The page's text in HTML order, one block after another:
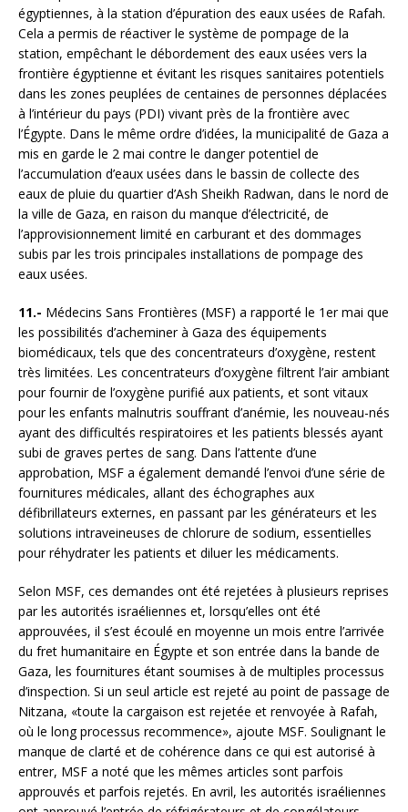
égyptiennes, à la station d’épuration des eaux usées de Rafah.
Cela a permis de réactiver le système de pompage de la
station, empêchant le débordement des eaux usées vers la
frontière égyptienne et évitant les risques sanitaires potentiels
dans les zones peuplées de centaines de personnes déplacées
à l’intérieur du pays (PDI) vivant près de la frontière avec
l’Égypte. Dans le même ordre d’idées, la municipalité de Gaza a
mis en garde le 2 mai contre le danger potentiel de
l’accumulation d’eaux usées dans le bassin de collecte des
eaux de pluie du quartier d’Ash Sheikh Radwan, dans le nord de
la ville de Gaza, en raison du manque d’électricité, de
l’approvisionnement limité en carburant et des dommages
subis par les trois principales installations de pompage des
eaux usées.
11.- Médecins Sans Frontières (MSF) a rapporté le 1er mai que
les possibilités d’acheminer à Gaza des équipements
biomédicaux, tels que des concentrateurs d’oxygène, restent
très limitées. Les concentrateurs d’oxygène filtrent l’air ambiant
pour fournir de l’oxygène purifié aux patients, et sont vitaux
pour les enfants malnutris souffrant d’anémie, les nouveau-nés
ayant des difficultés respiratoires et les patients blessés ayant
subi de graves pertes de sang. Dans l’attente d’une
approbation, MSF a également demandé l’envoi d’une série de
fournitures médicales, allant des échographes aux
défibrillateurs externes, en passant par les générateurs et les
solutions intraveineuses de chlorure de sodium, essentielles
pour réhydrater les patients et diluer les médicaments.
Selon MSF, ces demandes ont été rejetées à plusieurs reprises
par les autorités israéliennes et, lorsqu’elles ont été
approuvées, il s’est écoulé en moyenne un mois entre l’arrivée
du fret humanitaire en Égypte et son entrée dans la bande de
Gaza, les fournitures étant soumises à de multiples processus
d’inspection. Si un seul article est rejeté au point de passage de
Nitzana, «toute la cargaison est rejetée et renvoyée à Rafah,
où le long processus recommence», ajoute MSF. Soulignant le
manque de clarté et de cohérence dans ce qui est autorisé à
entrer, MSF a noté que les mêmes articles sont parfois
approuvés et parfois rejetés. En avril, les autorités israéliennes